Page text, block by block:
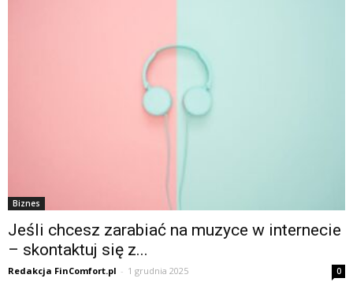
Biznes
Jeśli chcesz zarabiać na muzyce w internecie
– skontaktuj się z...
Redakcja FinComfort.pl - 1 grudnia 2025 0